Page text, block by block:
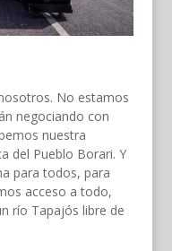
No estamos
negociando con
nuestra
del Pueblo Borari. Y
para todos, para
acceso a todo,
río Tapajós libre de